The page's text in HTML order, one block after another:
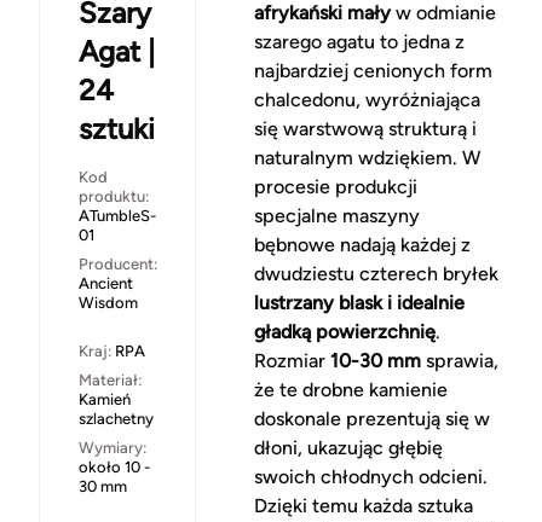
Szary
Agat |
24
sztuki
Kod
produktu:
ATumbleS-
01
Producent:
Ancient
Wisdom
Kraj: RPA
Materiał:
Kamień
szlachetny
Wymiary:
około 10 -
30 mm
afrykański maływ odmianie
szarego agatu to jedna z
najbardziej cenionych form
chalcedonu, wyróżniająca
się warstwową strukturą i
naturalnym wdziękiem. W
procesie produkcji
specjalne maszyny
bębnowe nadają każdej z
dwudziestu czterech bryłek
lustrzany blask i idealnie
gładką powierzchnię.
Rozmiar 10-30 mmsprawia,
że te drobne kamienie
doskonale prezentują się w
dłoni, ukazując głębię
swoich chłodnych odcieni.
Dzięki temu każda sztuka